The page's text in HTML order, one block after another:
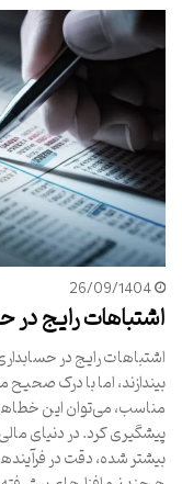
26/09/1404
اشتباهات رایج
اشتباهات رایج در
بیندازند، اما با درک
مناسب، می‌توان این خطاها
پیشگیری کرد. در دنیای
بیشتر شده، دقت در